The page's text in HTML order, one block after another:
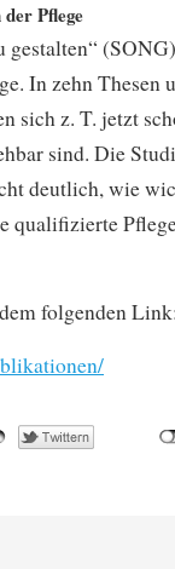
Pflege
gestalten“
In zehn Thesen
sich z. T. jetzt
sind. Die
deutlich, wie
qualifizierte
folgenden